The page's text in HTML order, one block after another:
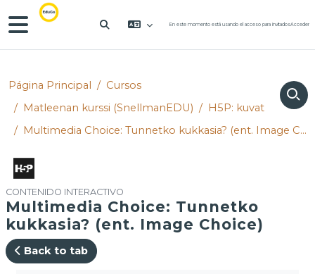
Salta al contenido principal
Panel lateral
SELECTOR DE BÚSQUEDA DE
En este momento está usando el acceso para invitadosAcceder
Página Principal
Cursos
Matleenan kurssi (SnellmanEDU)
H5P: kuvat
Multimedia Choice: Tunnetko kukkasia? (ent. Image Choice)
CONTENIDO INTERACTIVO
Multimedia Choice: Tunnetko
kukkasia? (ent. Image Choice)
Back to tab